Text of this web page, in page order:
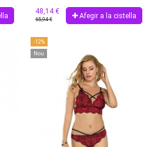
48,14 €
65,94 € Afegir a la cistella
-12%
Nou